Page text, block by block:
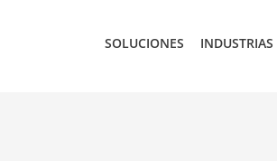
SOLUCIONES INDUSTRIAS